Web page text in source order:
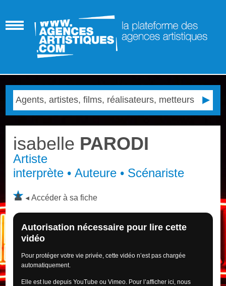
isabelle PARODI
Artiste
interprète • Auteure • Scénariste
Accéder à sa fiche
Autorisation nécessaire pour lire cette
vidéo
Pour protéger votre vie privée, cette vidéo n’est pas chargée
automatiquement.
Elle est lue depuis YouTube ou Vimeo. Pour l’afficher ici, nous